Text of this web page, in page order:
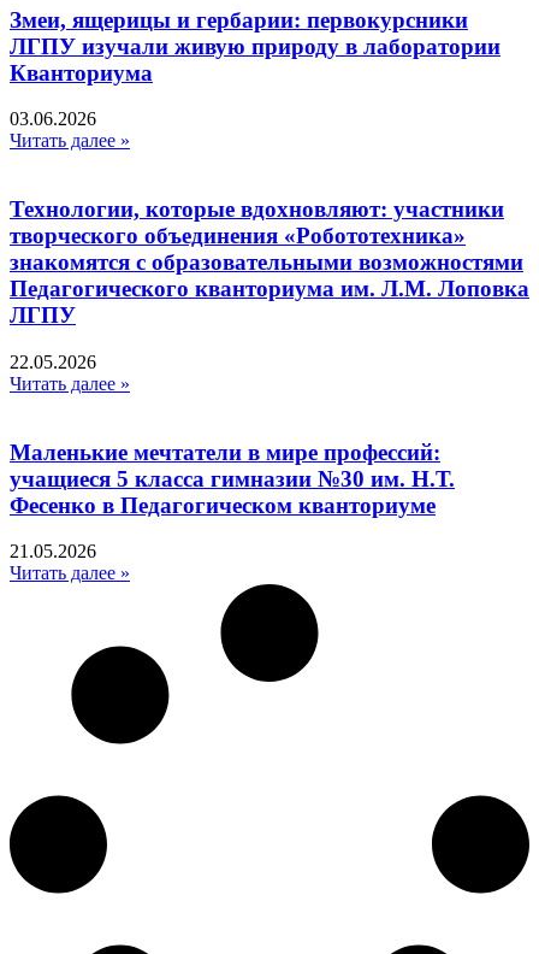
Змеи, ящерицы и гербарии: первокурсники
ЛГПУ изучали живую природу в лаборатории
Кванториума
03.06.2026
Читать далее »
Технологии, которые вдохновляют: участники
творческого объединения «Робототехника»
знакомятся с образовательными возможностями
Педагогического кванториума им. Л.М. Лоповка
ЛГПУ
22.05.2026
Читать далее »
Маленькие мечтатели в мире профессий:
учащиеся 5 класса гимназии №30 им. Н.Т.
Фесенко в Педагогическом кванториуме
21.05.2026
Читать далее »